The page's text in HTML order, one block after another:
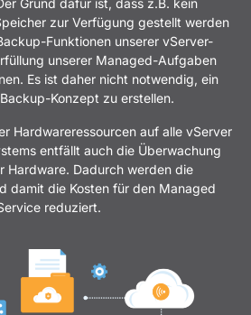
Grund dafür ist, dass z.B. kein
zur Verfügung gestellt werden
Funktionen unserer vServer-
unserer Managed-Aufgaben
Es ist daher nicht notwendig, ein
Konzept zu erstellen.
Hardwareressourcen auf alle vServer
entfällt auch die Überwachung
Hardware. Dadurch werden die
damit die Kosten für den Managed
reduziert.